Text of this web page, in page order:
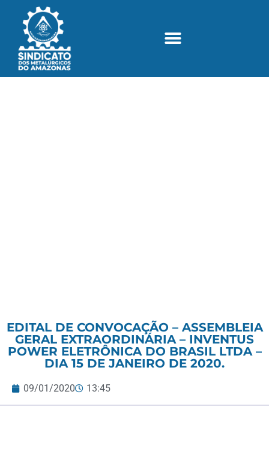
EDITAL DE CONVOCAÇÃO – ASSEMBLEIA
GERAL EXTRAORDINÁRIA – INVENTUS
POWER ELETRÔNICA DO BRASIL LTDA –
DIA 15 DE JANEIRO DE 2020.
09/01/2020 13:45